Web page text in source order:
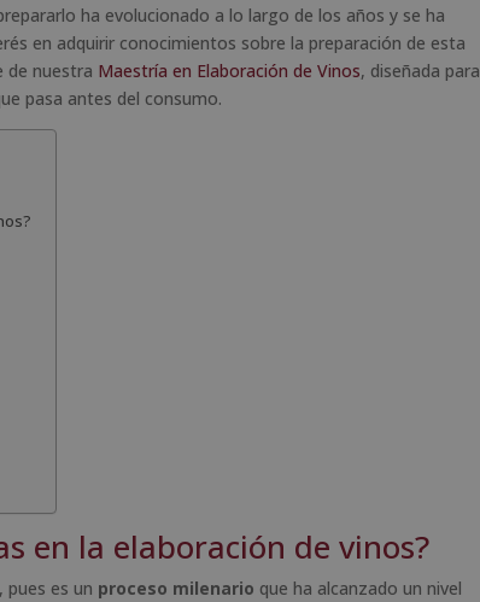
ha evolucionado a lo largo de los años y se ha
en adquirir conocimientos sobre la preparación de esta
de nuestra Maestría en Elaboración de Vinos, diseñada para
pasa antes del consumo.
en la elaboración de vinos?
pues es un proceso milenario que ha alcanzado un nivel